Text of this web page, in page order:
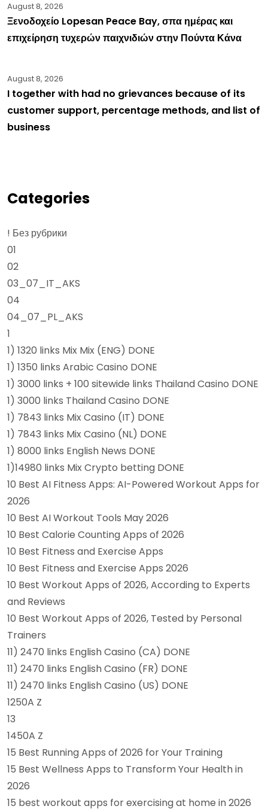
August 8, 2026
Ξενοδοχείο Lopesan Peace Bay, σπα ημέρας και
επιχείρηση τυχερών παιχνιδιών στην Πούντα Κάνα
August 8, 2026
I together with had no grievances because of its
customer support, percentage methods, and list of
business
Categories
! Без рубрики
01
02
03_07_IT_AKS
04
04_07_PL_AKS
1
1) 1320 links Mix Mix (ENG) DONE
1) 1350 links Arabic Casino DONE
1) 3000 links + 100 sitewide links Thailand Casino DONE
1) 3000 links Thailand Casino DONE
1) 7843 links Mix Casino (IT) DONE
1) 7843 links Mix Casino (NL) DONE
1) 8000 links English News DONE
1)14980 links Mix Crypto betting DONE
10 Best AI Fitness Apps: AI-Powered Workout Apps for
2026
10 Best AI Workout Tools May 2026
10 Best Calorie Counting Apps of 2026
10 Best Fitness and Exercise Apps
10 Best Fitness and Exercise Apps 2026
10 Best Workout Apps of 2026, According to Experts
and Reviews
10 Best Workout Apps of 2026, Tested by Personal
Trainers
11) 2470 links English Casino (CA) DONE
11) 2470 links English Casino (FR) DONE
11) 2470 links English Casino (US) DONE
1250A Z
13
1450A Z
15 Best Running Apps of 2026 for Your Training
15 Best Wellness Apps to Transform Your Health in
2026
15 best workout apps for exercising at home in 2026